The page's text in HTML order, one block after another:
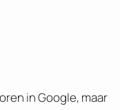
in Google, maar